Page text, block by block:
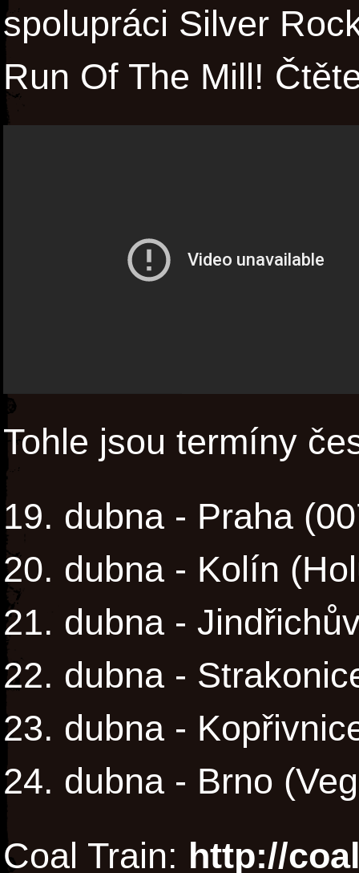
spolupráci Silver
Run Of The Mill!
Tohle jsou termíny
19. dubna - Praha
20. dubna - Kolín
21. dubna -
22. dubna -
23. dubna -
24. dubna - Brno
Coal Train: http://